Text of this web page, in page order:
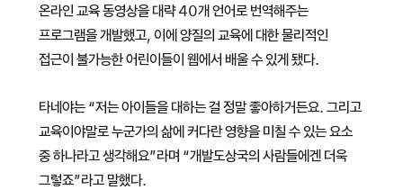
온라인 교육 동영상을 대략 40개 언어로 번역해주는
프로그램을 개발했고, 이에 양질의 교육에 대한 물리적인
접근이 불가능한 어린이들이 웹에서 배울 수 있게 됐다.
타네야는 “저는 아이들을 대하는 걸 정말 좋아하거든요. 그리고
교육이야말로 누군가의 삶에 커다란 영향을 미칠 수 있는 요소
중 하나라고 생각해요”라며 “개발도상국의 사람들에겐 더욱
그렇죠”라고 말했다.